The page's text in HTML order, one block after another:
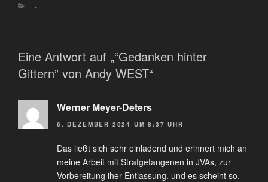
-
Eine Antwort auf „“Gedanken hinter
Gittern” von Andy WEST“
Werner Meyer-Deters
6. DEZEMBER 2024 UM 8:37 UHR
Das ließt sich sehr einladend und erinnert mich an
meine Arbeit mit Strafgefangenen in JVAs, zur
Vorbereitung iher Entlassung. und es scheint so,